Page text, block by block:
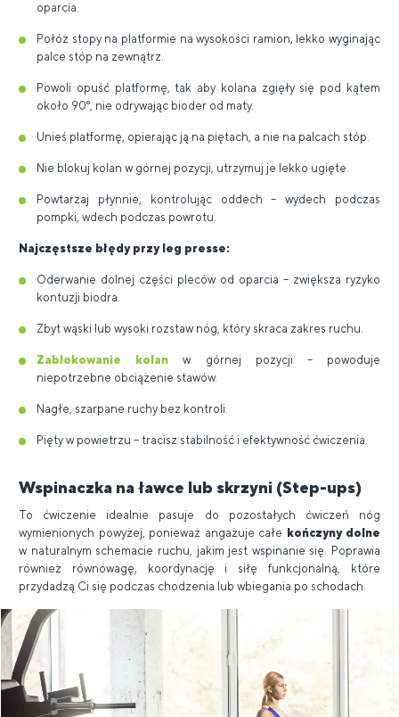
oparcia.
Połóż stopy na platformie na wysokości ramion, lekko wyginając
palce stóp na zewnątrz.
Powoli opuść platformę, tak aby kolana zgięły się pod kątem
około 90°, nie odrywając bioder od maty.
Unieś platformę, opierając ją na piętach, a nie na palcach stóp.
Nie blokuj kolan w górnej pozycji, utrzymuj je lekko ugięte.
Powtarzaj płynnie, kontrolując oddech – wydech podczas
pompki, wdech podczas powrotu.
Najczęstsze błędy przy leg presse:
Oderwanie dolnej części pleców od oparcia – zwiększa ryzyko
kontuzji biodra.
Zbyt wąski lub wysoki rozstaw nóg, który skraca zakres ruchu.
Zablokowanie kolan w górnej pozycji – powoduje
niepotrzebne obciążenie stawów.
Nagłe, szarpane ruchy bez kontroli.
Pięty w powietrzu – tracisz stabilność i efektywność ćwiczenia.
Wspinaczka na ławce lub skrzyni (Step-ups)
To ćwiczenie idealnie pasuje do pozostałych ćwiczeń nóg
wymienionych powyżej, ponieważ angażuje całe kończyny dolne
w naturalnym schemacie ruchu, jakim jest wspinanie się. Poprawia
również równowagę, koordynację i siłę funkcjonalną, które
przydadzą Ci się podczas chodzenia lub wbiegania po schodach.